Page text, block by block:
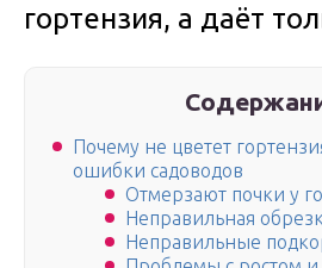
гортензия, а даёт
Почему не цветет
ошибки садоводов
Отмерзают почки у
Неправильная
Неправильные